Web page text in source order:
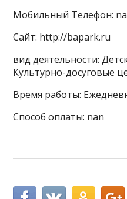
Мобильный Телефон:
Сайт: http://bapark.ru
вид деятельности:
Культурно-досуговые
Время работы:
Способ оплаты: nan